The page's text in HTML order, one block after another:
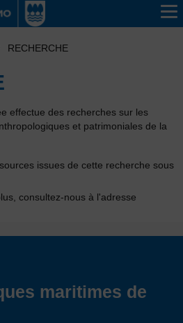
RECHERCHE
effectue des recherches sur les
et patrimoniales de la
issues de cette recherche sous
consultez-nous à l'adresse
maritimes de